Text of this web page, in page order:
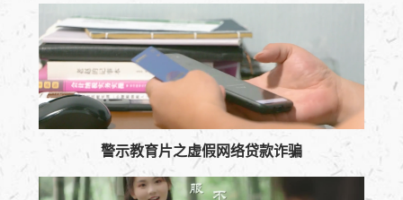
警示教育片之虚假网络贷款诈骗